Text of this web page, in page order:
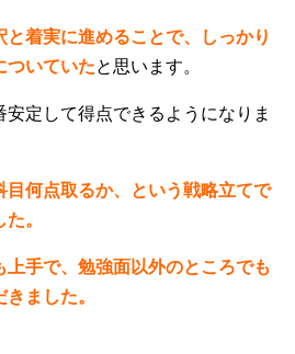
着実に進めることで、しっかり
ついていたと思います。
定して得点できるようになりま
目何点取るか、という戦略立てで
。
手で、勉強面以外のところでも
ました。